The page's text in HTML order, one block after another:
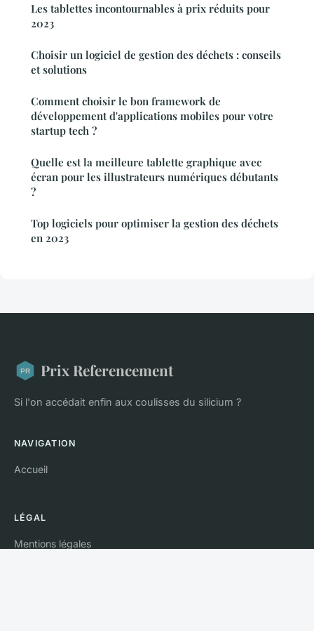
Les tablettes incontournables à prix réduits pour
2023
Choisir un logiciel de gestion des déchets : conseils
et solutions
Comment choisir le bon framework de
développement d'applications mobiles pour votre
startup tech ?
Quelle est la meilleure tablette graphique avec
écran pour les illustrateurs numériques débutants
?
Top logiciels pour optimiser la gestion des déchets
en 2023
Prix Referencement
Si l'on accédait enfin aux coulisses du silicium ?
NAVIGATION
Accueil
LÉGAL
Mentions légales